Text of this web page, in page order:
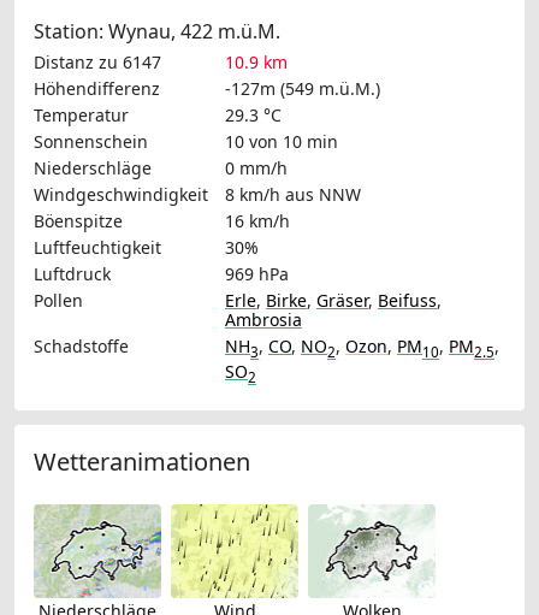
Station: Wynau, 422 m.ü.M.
Distanz zu 6147
10.9 km
Höhendifferenz
-127m (549 m.ü.M.)
Temperatur
29.3 °C
Sonnenschein
10 von 10 min
Niederschläge
0 mm/h
Windgeschwindigkeit
8 km/h aus NNW
Böenspitze
16 km/h
Luftfeuchtigkeit
30%
Luftdruck
969 hPa
Pollen
Erle, Birke, Gräser, Beifuss,
Ambrosia
Schadstoffe
NH3, CO, NO2, Ozon, PM10, PM2.5,
SO2
Wetteranimationen